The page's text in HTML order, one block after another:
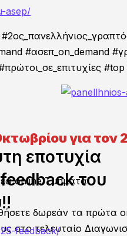
asep/
#ασεπ_on_demand
για
online Τμήματα!
δωρεάν τα
στο τελευταίο
τον
εποτυχία
του